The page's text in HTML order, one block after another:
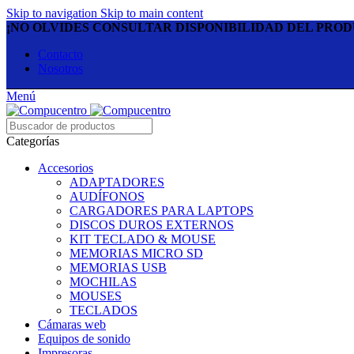
Skip to navigation Skip to main content
¡NO OLVIDES CONSULTAR DISPONIBILIDAD DEL
Contacto
Nosotros
Menú
Categorías
Accesorios
ADAPTADORES
AUDÍFONOS
CARGADORES PARA LAPTOPS
DISCOS DUROS EXTERNOS
KIT TECLADO & MOUSE
MEMORIAS MICRO SD
MEMORIAS USB
MOCHILAS
MOUSES
TECLADOS
Cámaras web
Equipos de sonido